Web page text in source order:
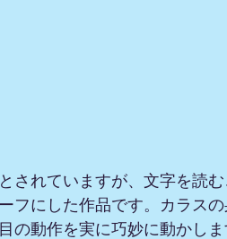
されていますが、文字を読
フにした作品です。カラス
の動作を実に巧妙に動かしま